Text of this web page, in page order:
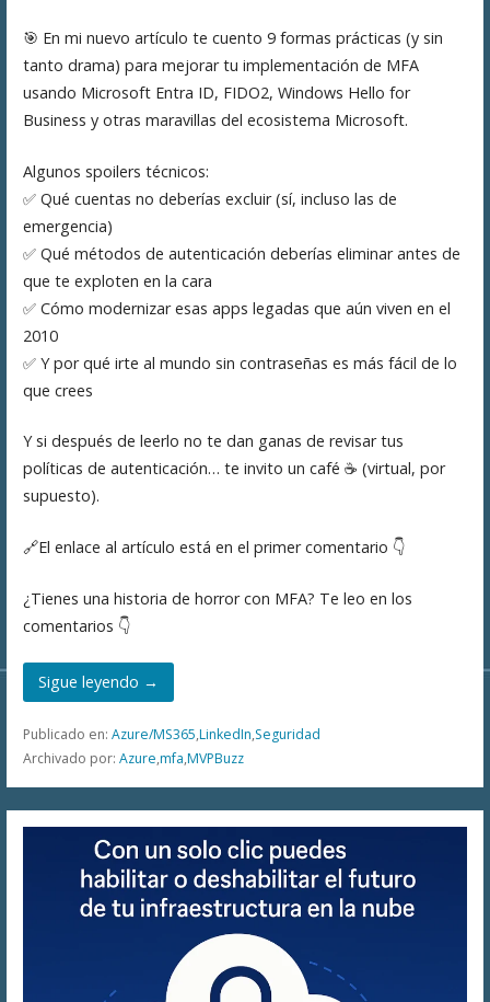
🎯 En mi nuevo artículo te cuento 9 formas prácticas (y sin
tanto drama) para mejorar tu implementación de MFA
usando Microsoft Entra ID, FIDO2, Windows Hello for
Business y otras maravillas del ecosistema Microsoft.
Algunos spoilers técnicos:
✅ Qué cuentas no deberías excluir (sí, incluso las de
emergencia)
✅ Qué métodos de autenticación deberías eliminar antes de
que te exploten en la cara
✅ Cómo modernizar esas apps legadas que aún viven en el
2010
✅ Y por qué irte al mundo sin contraseñas es más fácil de lo
que crees
Y si después de leerlo no te dan ganas de revisar tus
políticas de autenticación… te invito un café ☕️ (virtual, por
supuesto).
🔗El enlace al artículo está en el primer comentario 👇
¿Tienes una historia de horror con MFA? Te leo en los
comentarios 👇
Sigue leyendo →
Publicado en: Azure/MS365,LinkedIn,Seguridad
Archivado por: Azure,mfa,MVPBuzz